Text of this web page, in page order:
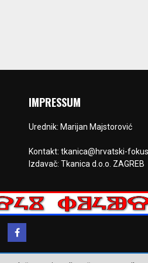
IMPRESSUM
Urednik: Marijan Majstorović
Kontakt: tkanica@hrvatski-
Izdavač: Tkanica d.o.o. ZAGREB